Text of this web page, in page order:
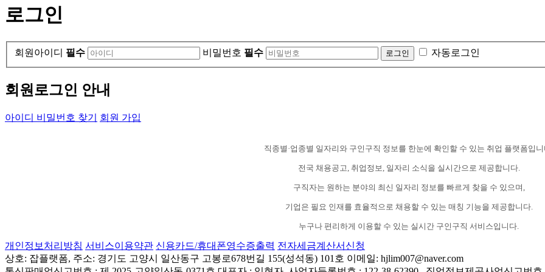
로그인
회원아이디 필수 비밀번호 필수 자동로그인
회원로그인 안내
아이디 비밀번호 찾기 회원 가입
직종별·업종별 일자리와 구인구직 정보를 한눈에 확인할 수 있는 취업 플랫폼입니
전국 채용공고, 취업정보, 일자리 소식을 실시간으로 제공합니다.
구직자는 원하는 분야의 최신 일자리 정보를 빠르게 찾을 수 있으며,
기업은 필요 인재를 효율적으로 채용할 수 있는 매칭 기능을 제공합니다.
누구나 편리하게 이용할 수 있는 실시간 구인구직 서비스입니다.
개인정보처리방침 서비스이용약관 신용카드/휴대폰영수증출력 전자세금계산서신청
상호: 잡플랫폼, 주소: 경기도 고양시 일산동구 고봉로678번길 155(성석동) 101호 이메일: hjlim007@naver.com